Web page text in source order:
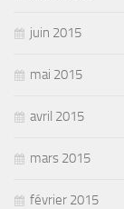
juin 2015
mai 2015
avril 2015
mars 2015
février 2015